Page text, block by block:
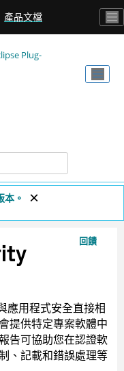
產品文檔
Plug-
本。
回饋
用程式安全直接相
提供特定專案軟體中
告可協助您在認證軟
、記載和錯誤處理等